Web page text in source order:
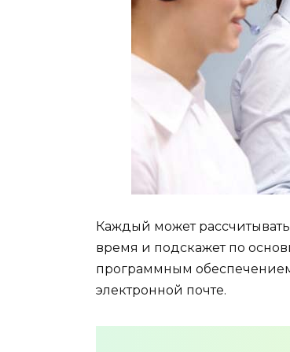
Каждый может
время и подскажет по
программным
электронной почте.